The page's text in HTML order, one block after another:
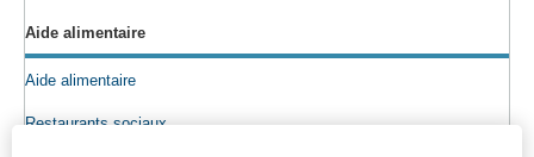
Aide alimentaire
Aide alimentaire
Restaurants sociaux